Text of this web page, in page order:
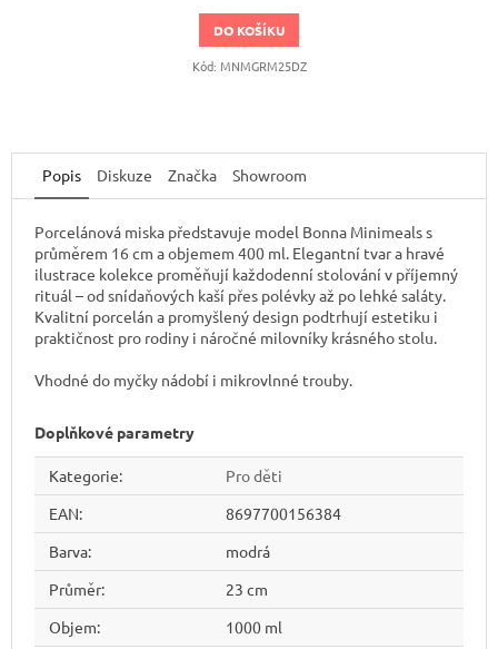
DO KOŠÍKU
Kód: MNMGRM25DZ
Popis Diskuze Značka Showroom
Porcelánová miska představuje model Bonna Minimeals s
průměrem 16 cm a objemem 400 ml. Elegantní tvar a hravé
ilustrace kolekce proměňují každodenní stolování v příjemný
rituál – od snídaňových kaší přes polévky až po lehké saláty.
Kvalitní porcelán a promyšlený design podtrhují estetiku i
praktičnost pro rodiny i náročné milovníky krásného stolu.
Vhodné do myčky nádobí i mikrovlnné trouby.
Doplňkové parametry
Kategorie:
Pro děti
EAN:
8697700156384
Barva:
modrá
Průměr:
23 cm
Objem: 1000 ml